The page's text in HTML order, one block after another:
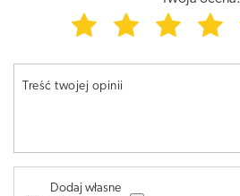
Treść twojej opinii
Dodaj własne